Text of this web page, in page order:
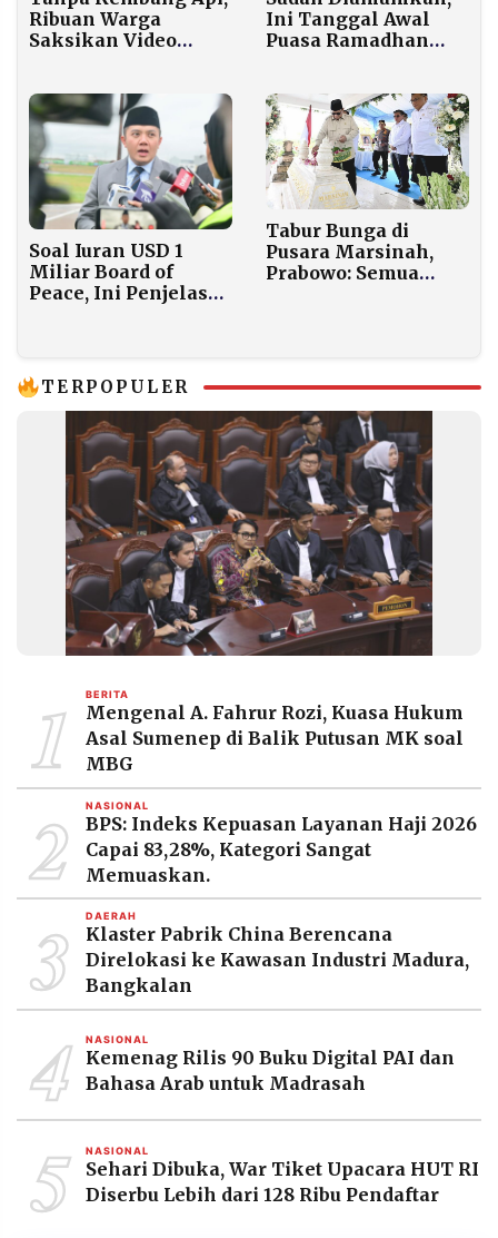
Ribuan Warga
Saksikan Video
Monas Saat
Countdown Tahun
Baru
Ini Tanggal Awal
Puasa Ramadhan
Soal Iuran USD 1
Miliar Board of
Peace, Ini Penjelasan
Tabur Bunga di
Pusara Marsinah,
Prabowo: Semua
TERPOPULER
1 BERITA
Mengenal A. Fahrur Rozi, Kuasa Hukum
Asal Sumenep di Balik Putusan MK soal
MBG
2 NASIONAL
BPS: Indeks Kepuasan Layanan Haji 2026
Capai 83,28%, Kategori Sangat
Memuaskan.
3 DAERAH
Klaster Pabrik China Berencana
Direlokasi ke Kawasan Industri Madura,
Bangkalan
4 NASIONAL
Kemenag Rilis 90 Buku Digital PAI dan
Bahasa Arab untuk Madrasah
5 NASIONAL
Sehari Dibuka, War Tiket Upacara HUT RI
Diserbu Lebih dari 128 Ribu Pendaftar